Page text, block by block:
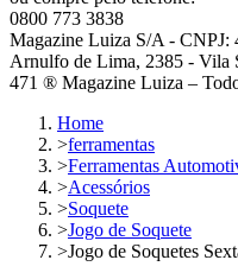
0800 773 3838
Magazine Luiza S/A - CNPJ:
Arnulfo de Lima, 2385 - Vila
471 ® Magazine Luiza –
Home
>ferramentas
>Ferramentas
>Acessórios
>Soquete
>Jogo de Soquete
>Jogo de Soquetes